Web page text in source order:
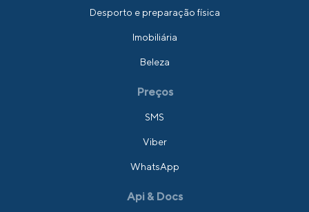
Desporto e preparação física
Imobiliária
Beleza
Preços
SMS
Viber
WhatsApp
Api & Docs